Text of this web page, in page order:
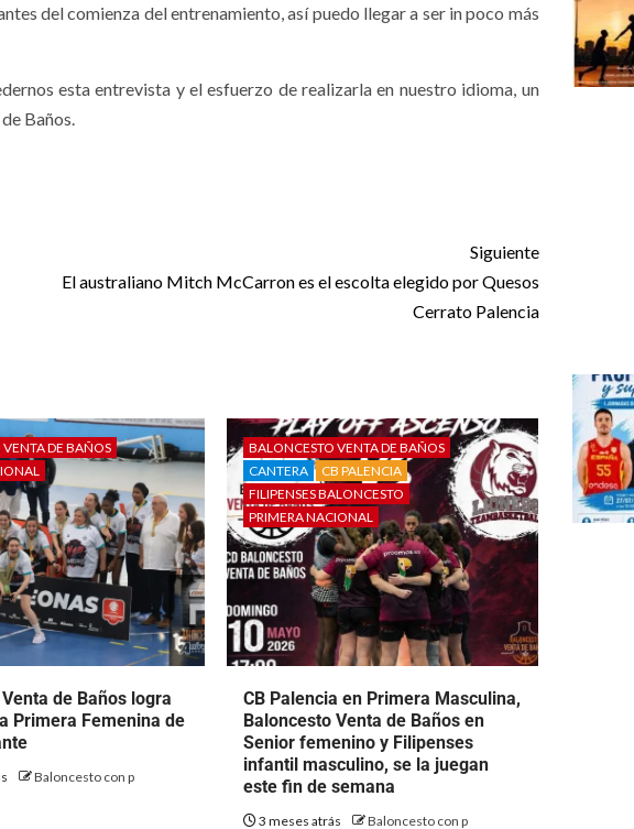
del comienza del entrenamiento, así puedo llegar a ser in poco más
esta entrevista y el esfuerzo de realizarla en nuestro idioma, un
Baños.
Siguiente
El australiano Mitch McCarron es el escolta elegido por Quesos
Cerrato Palencia
DE BAÑOS
de Baños logra
Primera Femenina de
Baloncesto con p
BALONCESTO VENTA DE BAÑOS
CANTERA
CB PALENCIA
FILIPENSES BALONCESTO
PRIMERA NACIONAL
CB Palencia en Primera Masculina,
Baloncesto Venta de Baños en
Senior femenino y Filipenses
infantil masculino, se la juegan
este fin de semana
3 meses atrás Baloncesto con p